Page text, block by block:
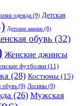
одежда (9) Детская
Детские шапки (8)
обувь (32)
Женские джинсы
футболки(11)
(28) Костюмы (15)
обувь (9) Лосины (9)
(26) Мужская